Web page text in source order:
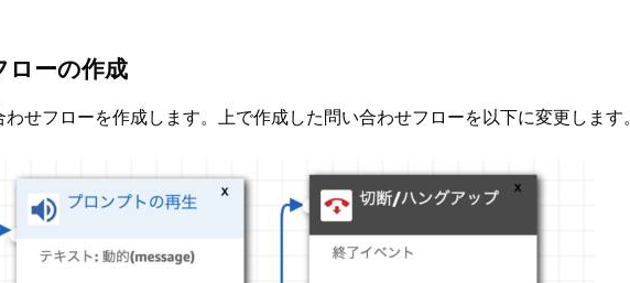
ーの作成
せフローを作成します。上で作成した問い合わせフローを以下に変更します。